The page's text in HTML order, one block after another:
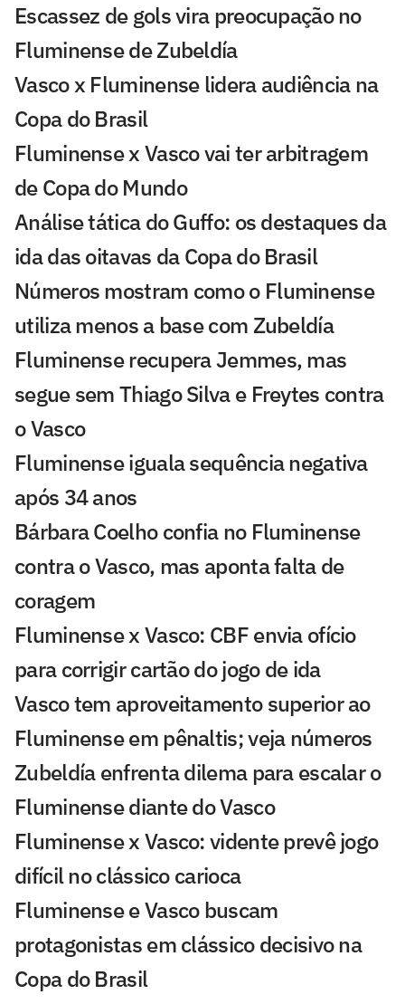
Escassez de gols vira preocupação no
Fluminense de Zubeldía
Vasco x Fluminense lidera audiência na
Copa do Brasil
Fluminense x Vasco vai ter arbitragem
de Copa do Mundo
Análise tática do Guffo: os destaques da
ida das oitavas da Copa do Brasil
Números mostram como o Fluminense
utiliza menos a base com Zubeldía
Fluminense recupera Jemmes, mas
segue sem Thiago Silva e Freytes contra
o Vasco
Fluminense iguala sequência negativa
após 34 anos
Bárbara Coelho confia no Fluminense
contra o Vasco, mas aponta falta de
coragem
Fluminense x Vasco: CBF envia ofício
para corrigir cartão do jogo de ida
Vasco tem aproveitamento superior ao
Fluminense em pênaltis; veja números
Zubeldía enfrenta dilema para escalar o
Fluminense diante do Vasco
Fluminense x Vasco: vidente prevê jogo
difícil no clássico carioca
Fluminense e Vasco buscam
protagonistas em clássico decisivo na
Copa do Brasil